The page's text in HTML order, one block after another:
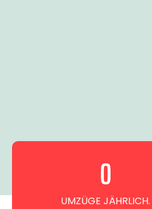
UMZÜGE JÄHRLICH.
0